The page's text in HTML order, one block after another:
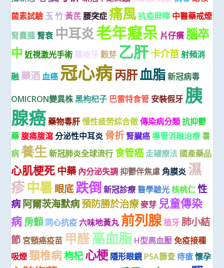
菌素試驗 玉 竹 黃芪 腰突症 痛風抗疫屏障 中醫藥戒煙
腎囊腫 腎衰 中耳炎老年癡呆 片仔癀 腦卒
中 近視激光手術 種植牙 穀芽 乙肝卡介苗 射頻消
融 藥酒 血癌 冠心病丙肝血脂 新冠病毒
OMICRON變異株黑枸杞子 巴雷特食管 安裝假牙 胰
腺癌 藥物毒肝 慢性疲勞綜合徵 傳染病分類 抗抑鬱
藥 腹痛腹瀉 分泌性中耳炎 骨折 腎臟癌 導管消融治療 暑
病 養生 新冠肺炎全球流行 食管癌 走罐療法 國產藥品
心肌梗死中藥 內分泌失調 抑鬱伴焦慮 角膜炎 濕
疹中暑眼底跌倒 新冠診療 醫學驗光 核桃仁 性
病阿爾茨海默病預防勝於治療麥芽 兒童傳染
病房顫 同心抗疫 六味地黃丸 前列腺植牙 肺小結
節 宮頸癌疫苗 甲醛高血脂 H型高血壓 免疫接種
吸煙 頸椎病枸杞心梗 隱形眼鏡 PSA篩查 痔瘡 懷孕